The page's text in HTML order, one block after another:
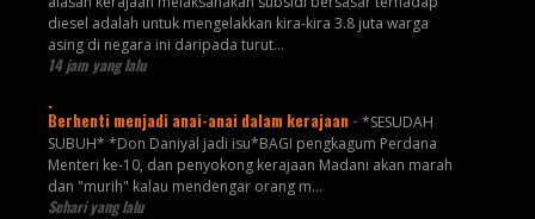
diesel adalah untuk mengelakkan kira-kira 3.8 juta warga
asing di negara ini daripada turut...
14 jam yang lalu
.
Berhenti menjadi anai-anai dalam kerajaan - *SESUDAH
SUBUH* *Don Daniyal jadi isu*BAGI pengkagum Perdana
Menteri ke-10, dan penyokong kerajaan Madani akan marah
dan "murih" kalau mendengar orang m...
Sehari yang lalu